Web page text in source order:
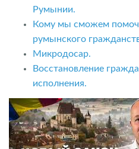
Румынии.
Кому мы сможем
румынского
Микродосар.
Восстановление
исполнения.